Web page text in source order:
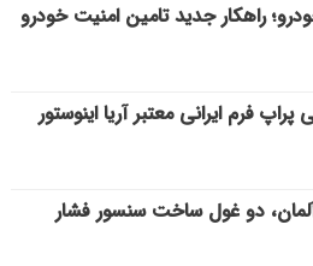
راهکار جدید تامین امنیت خودرو
فرم ایرانی معتبر آریا اینوستور
دو غول ساخت سنسور فشار